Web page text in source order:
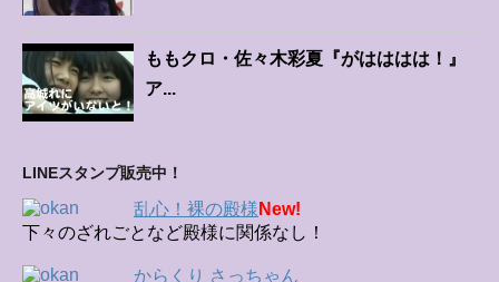
ももクロ・佐々木彩夏『がはははは！』
ア...
LINEスタンプ販売中！
乱心！裸の殿様 New!
下々のざれごとなど殿様に関係なし！
からくり さっちゃん